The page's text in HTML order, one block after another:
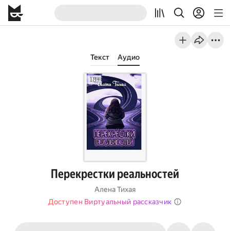
Текст Аудио
Перекрестки реальностей
Алена Тихая
Доступен Виртуальный рассказчик